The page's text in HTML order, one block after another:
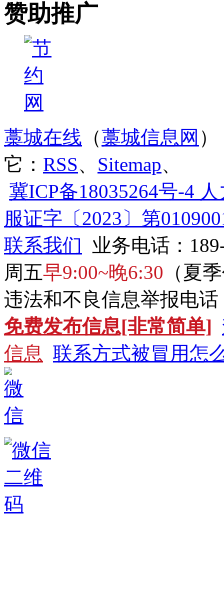
赞助推广
藁城在线 （藁城信息网
它： RSS、 Sitemap、
冀ICP备18035264号-4
服证字〔2023〕第
联系我们 业务电话：
周五早9:00~晚6:30 （夏
违法和不良信息举报电话
免费发布信息[非常简单]
信息 联系方式被冒用怎